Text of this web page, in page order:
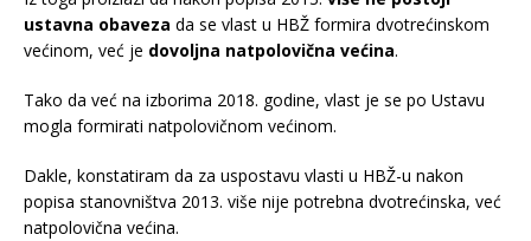
ustavna obaveza da se vlast u HBŽ formira dvotrećinskom
većinom, već je dovoljna natpolovična većina.
Tako da već na izborima 2018. godine, vlast je se po Ustavu
mogla formirati natpolovičnom većinom.
Dakle, konstatiram da za uspostavu vlasti u HBŽ-u nakon
popisa stanovništva 2013. više nije potrebna dvotrećinska, već
natpolovična većina.